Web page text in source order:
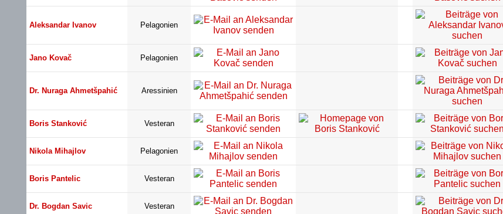
Aleksandar Ivanov Pelagonien
Jano Kovač Pelagonien
Dr. Nuraga Ahmetšpahić Aressinien
Boris Stanković Vesteran
Nikola Mihajlov Pelagonien
Boris Pantelic Vesteran
Dr. Bogdan Savic Vesteran